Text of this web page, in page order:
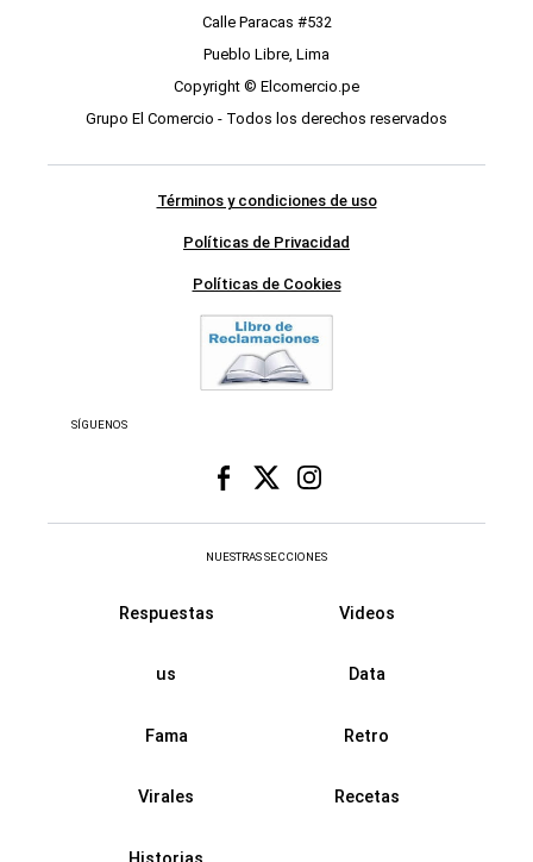
Calle Paracas #532
Pueblo Libre, Lima
Copyright © Elcomercio.pe
Grupo El Comercio - Todos los derechos reservados
Términos y condiciones de uso
Políticas de Privacidad
Políticas de Cookies
SÍGUENOS
NUESTRAS SECCIONES
Respuestas Videos
us Data
Fama Retro
Virales Recetas